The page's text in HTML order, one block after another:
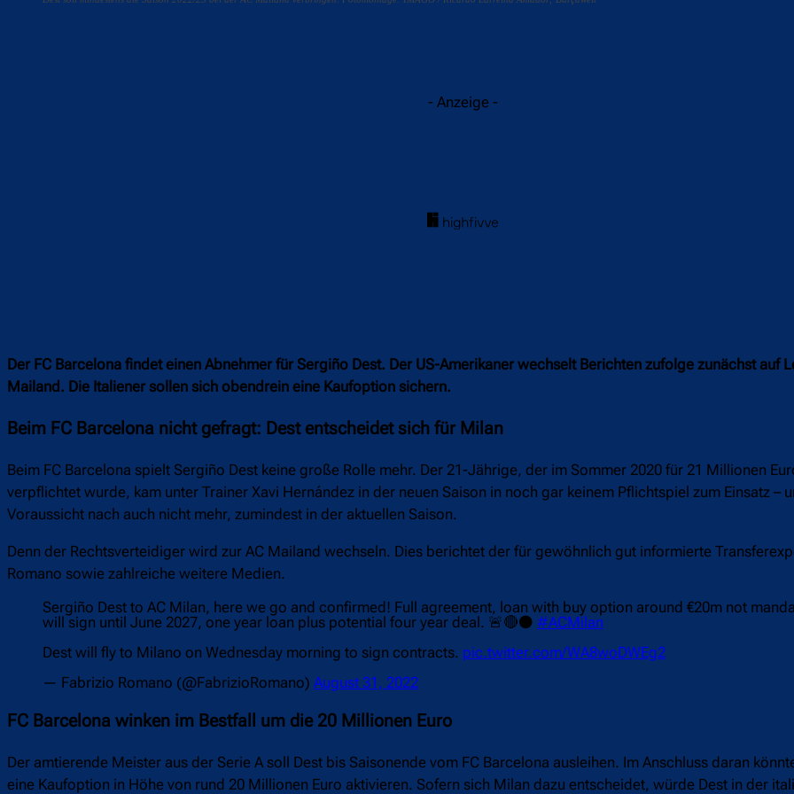
- Anzeige -
Der FC Barcelona findet einen Abnehmer für Sergiño Dest. Der US-Amerikaner wechselt Berichten zufolge zunächst auf
Mailand. Die Italiener sollen sich obendrein eine Kaufoption sichern.
Beim FC Barcelona nicht gefragt: Dest entscheidet sich für Milan
Beim FC Barcelona spielt Sergiño Dest keine große Rolle mehr. Der 21-Jährige, der im Sommer 2020 für 21 Millionen
verpflichtet wurde, kam unter Trainer Xavi Hernández in der neuen Saison in noch gar keinem Pflichtspiel zum Einsatz –
Voraussicht nach auch nicht mehr, zumindest in der aktuellen Saison.
Denn der Rechtsverteidiger wird zur AC Mailand wechseln. Dies berichtet der für gewöhnlich gut informierte
Romano sowie zahlreiche weitere Medien.
Sergiño Dest to AC Milan, here we go and confirmed! Full agreement, loan with buy option around €20m not
will sign until June 2027, one year loan plus potential four year deal. 🚨🔴⚫️ #ACMilan
Dest will fly to Milano on Wednesday morning to sign contracts. pic.twitter.com/WA8woDWEg2
— Fabrizio Romano (@FabrizioRomano) August 31, 2022
FC Barcelona winken im Bestfall um die 20 Millionen Euro
Der amtierende Meister aus der Serie A soll Dest bis Saisonende vom FC Barcelona ausleihen. Im Anschluss daran
eine Kaufoption in Höhe von rund 20 Millionen Euro aktivieren. Sofern sich Milan dazu entscheidet, würde Dest in der